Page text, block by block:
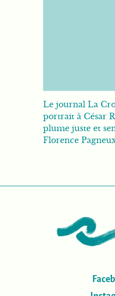
Le journal La
portrait à César
plume juste et
Florence